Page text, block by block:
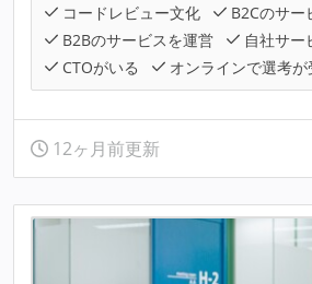
コードレビュー文化
B2Cのサー
B2Bのサービスを運営
自社サー
CTOがいる
オンラインで選考が
12ヶ月前更新